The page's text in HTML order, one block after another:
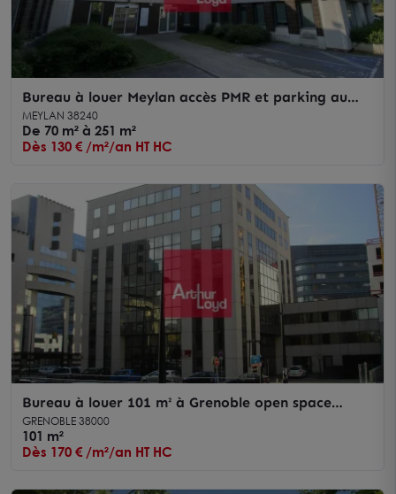
Bureau à louer Meylan accès PMR et parking au
sein de L'Horloge
MEYLAN 38240
De 70 m² à 251 m²
Dès 130 € /m²/an HT HC
Bureau à louer 101 m² à Grenoble open space
lumineux parking inclus
GRENOBLE 38000
101 m²
Dès 170 € /m²/an HT HC